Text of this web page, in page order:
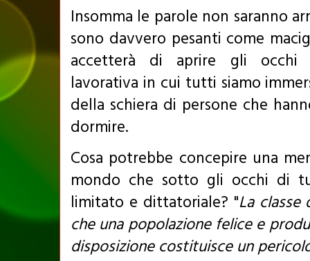
Insomma le parole non saranno
sono davvero pesanti come
accetterà di aprire gli occhi
lavorativa in cui tutti siamo
della schiera di persone che
dormire.
Cosa potrebbe concepire una
mondo che sotto gli occhi di
limitato e dittatoriale? "La
che una popolazione felice e
disposizione costituisce un